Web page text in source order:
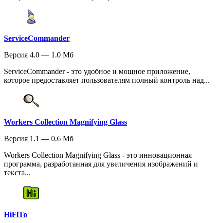
ServiceCommander
Версия 4.0 — 1.0 Мб
ServiceCommander - это удобное и мощное приложение,
которое предоставляет пользователям полный контроль над...
Workers Collection Magnifying Glass
Версия 1.1 — 0.6 Мб
Workers Collection Magnifying Glass - это инновационная
программа, разработанная для увеличения изображений и
текста...
HiFiTo